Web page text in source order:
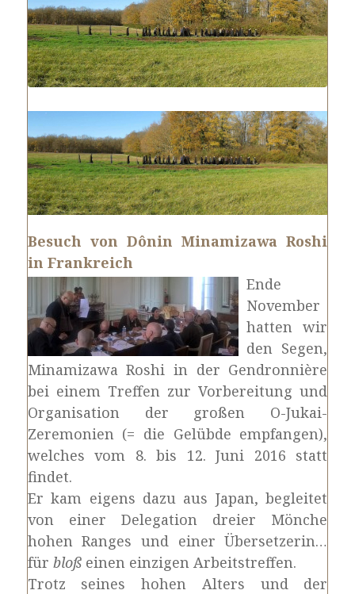
Besuch von Dônin Minamizawa Roshi
in Frankreich
Ende
November
hatten wir
den Segen,
Minamizawa Roshi in der Gendronnière
bei einem Treffen zur Vorbereitung und
Organisation der großen O-Jukai-
Zeremonien (= die Gelübde empfangen),
welches vom 8. bis 12. Juni 2016 statt
findet.
Er kam eigens dazu aus Japan, begleitet
von einer Delegation dreier Mönche
hohen Ranges und einer Übersetzerin…
für bloßeinen einzigen Arbeitstreffen.
Trotz seines hohen Alters und der